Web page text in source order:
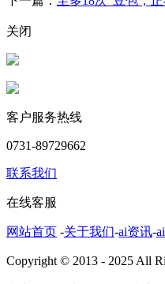
关闭
客户服务热线
0731-89729662
联系我们
在线客服
网站首页 -关于我们-ai资讯-
Copyright © 2013 - 2025 All